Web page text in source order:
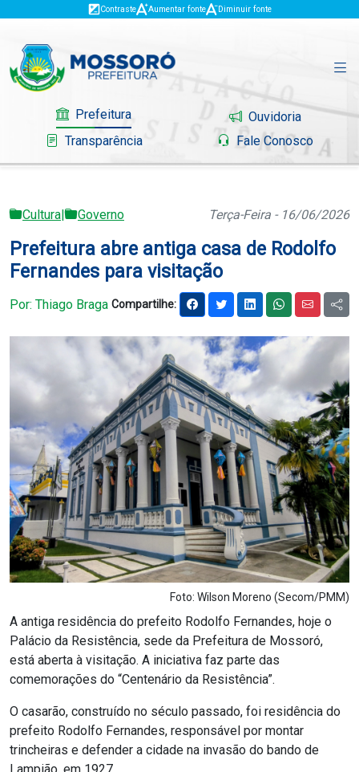
Contraste Aumentar fonte Diminuir fonte
Prefeitura
Ouvidoria
Transparência
Fale Conosco
Governo
Mossoró
Serviços
Portal do Contribuinte
Notícias
Carta de Serviço
PESQUISAR
Cultura| Governo Terça-Feira - 16/06/2026
Prefeitura abre antiga casa de Rodolfo
Fernandes para visitação
Por: Thiago Braga Compartilhe:
Foto: Wilson Moreno (Secom/PMM)
A antiga residência do prefeito Rodolfo Fernandes, hoje o
Palácio da Resistência, sede da Prefeitura de Mossoró,
está aberta à visitação. A iniciativa faz parte das
comemorações do “Centenário da Resistência”.
O casarão, construído no século passado, foi residência do
prefeito Rodolfo Fernandes, responsável por montar
trincheiras e defender a cidade na invasão do bando de